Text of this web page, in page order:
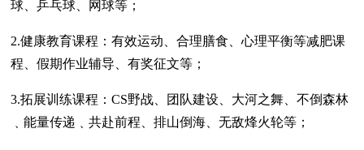
球、乒乓球、网球等；
2.健康教育课程：有效运动、合理膳食、心理平衡等减肥课
程、假期作业辅导、有奖征文等；
3.拓展训练课程：CS野战、团队建设、大河之舞、不倒森林
﹑能量传递﹑共赴前程、排山倒海、无敌烽火轮等；